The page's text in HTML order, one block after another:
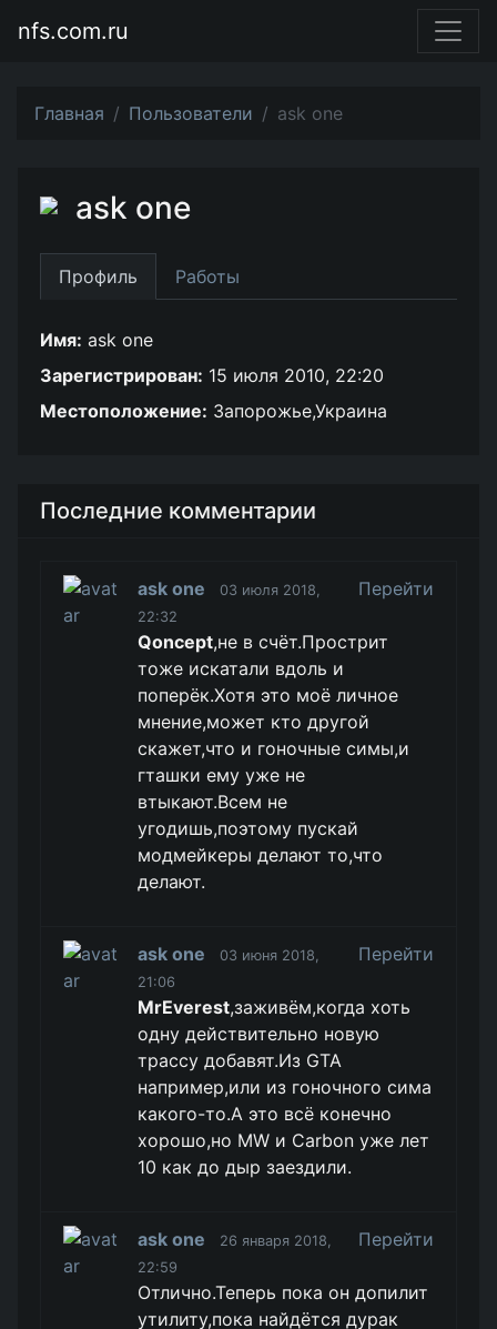
nfs.com.ru
Главная Пользователи ask one
ask one
Профиль Работы
Имя: ask one
Зарегистрирован: 15 июля 2010, 22:20
Местоположение: Запорожье,Украина
Последние комментарии
ask one
03 июля 2018,
22:32
Перейти
Qoncept,не в счёт.Прострит
тоже искатали вдоль и
поперёк.Хотя это моё личное
мнение,может кто другой
скажет,что и гоночные симы,и
гташки ему уже не
втыкают.Всем не
угодишь,поэтому пускай
модмейкеры делают то,что
делают.
ask one
03 июня 2018,
21:06
Перейти
MrEverest,заживём,когда хоть
одну действительно новую
трассу добавят.Из GTA
например,или из гоночного сима
какого-то.А это всё конечно
хорошо,но MW и Carbon уже лет
10 как до дыр заездили.
ask one
26 января 2018,
22:59
Перейти
Отлично.Теперь пока он допилит
утилиту,пока найдётся дурак